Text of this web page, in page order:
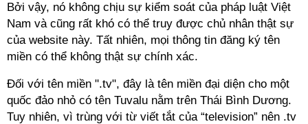
Bởi vậy, nó không chịu sự kiểm soát của pháp luật Việt
Nam và cũng rất khó có thể truy được chủ nhân thật sự
của website này. Tất nhiên, mọi thông tin đăng ký tên
miền có thể không thật sự chính xác.
Đối với tên miền ".tv", đây là tên miền đại diện cho một
quốc đảo nhỏ có tên Tuvalu nằm trên Thái Bình Dương.
Tuy nhiên, vì trùng với từ viết tắt của “television” nên .tv